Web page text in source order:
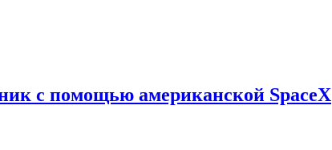
с помощью американской SpaceX